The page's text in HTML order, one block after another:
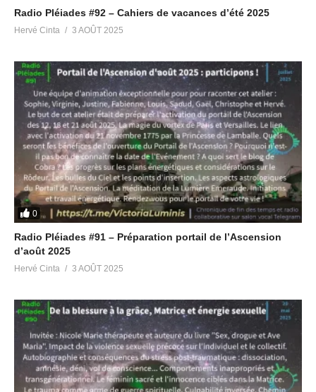
Radio Pléiades #92 – Cahiers de vacances d’été 2025
Hervé Cinta 3 AOÛT 2025
0
Radio Pléiades #91 – Préparation portail de l’Ascension
d’août 2025
Hervé Cinta 3 AOÛT 2025